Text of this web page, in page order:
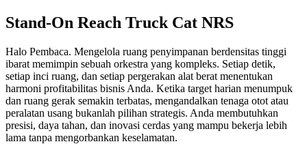
Stand-On Reach Truck Cat NRS
Halo Pembaca. Mengelola ruang penyimpanan berdensitas tinggi
ibarat memimpin sebuah orkestra yang kompleks. Setiap detik,
setiap inci ruang, dan setiap pergerakan alat berat menentukan
harmoni profitabilitas bisnis Anda. Ketika target harian menumpuk
dan ruang gerak semakin terbatas, mengandalkan tenaga otot atau
peralatan usang bukanlah pilihan strategis. Anda membutuhkan
presisi, daya tahan, dan inovasi cerdas yang mampu bekerja lebih
lama tanpa mengorbankan keselamatan.